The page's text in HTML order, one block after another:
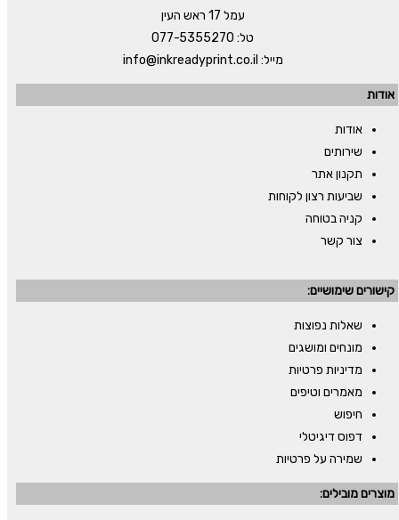
עמל 17 ראש העין
טל: 077-5355270
מייל: info@inkreadyprint.co.il
אודות
אודות
שירותים
תקנון אתר
שביעות רצון לקוחות
קניה בטוחה
צור קשר
קישורים שימושיים:
שאלות נפוצות
מונחים ומושגים
מדיניות פרטיות
מאמרים וטיפים
חיפוש
דפוס דיגיטלי
שמירה על פרטיות
מוצרים מובילים: